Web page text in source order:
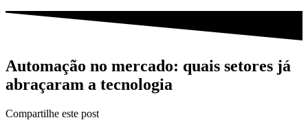
Automação no mercado: quais setores já
abraçaram a tecnologia
Compartilhe este post